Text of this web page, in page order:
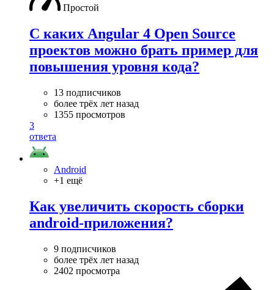
Простой
С каких Angular 4 Open Source
проектов можно брать пример для
повышения уровня кода?
13 подписчиков
более трёх лет назад
1355 просмотров
3
ответа
Android
+1 ещё
Как увеличить скорость сборки
android-приложения?
9 подписчиков
более трёх лет назад
2402 просмотра